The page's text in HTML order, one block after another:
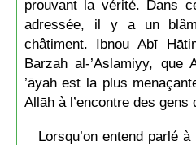
prouvant la vérité. Dans
adressée, il y a un
châtiment. Ibnou Abī
Barzah al-’Aslamiyy, que
’āyah est la plus
Allāh à l’encontre des gens
Lorsqu’on entend parlé